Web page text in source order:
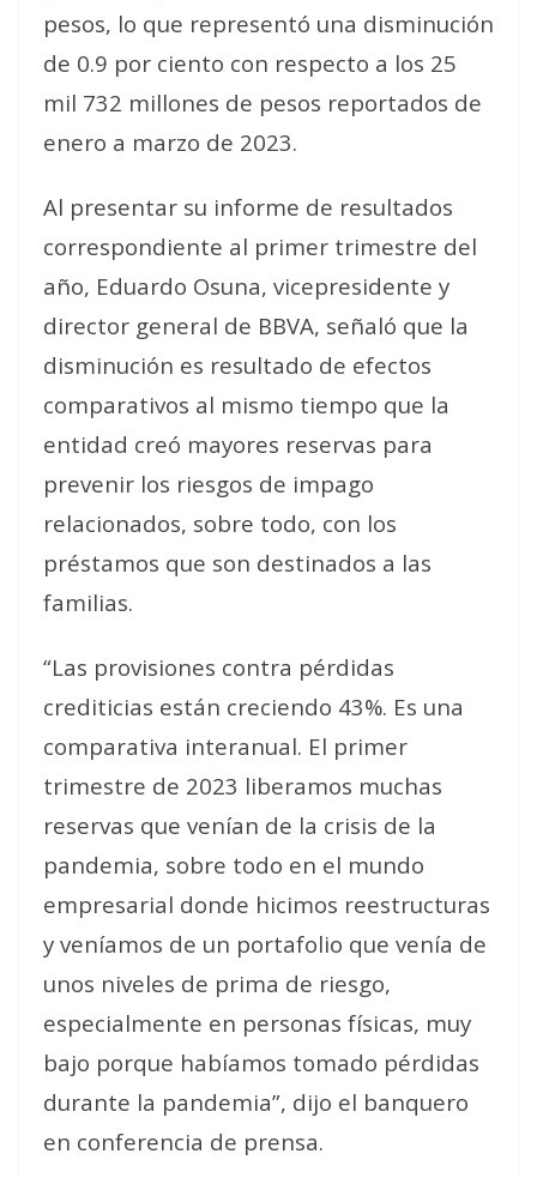
pesos, lo que representó una disminución
de 0.9 por ciento con respecto a los 25
mil 732 millones de pesos reportados de
enero a marzo de 2023.
Al presentar su informe de resultados
correspondiente al primer trimestre del
año, Eduardo Osuna, vicepresidente y
director general de BBVA, señaló que la
disminución es resultado de efectos
comparativos al mismo tiempo que la
entidad creó mayores reservas para
prevenir los riesgos de impago
relacionados, sobre todo, con los
préstamos que son destinados a las
familias.
“Las provisiones contra pérdidas
crediticias están creciendo 43%. Es una
comparativa interanual. El primer
trimestre de 2023 liberamos muchas
reservas que venían de la crisis de la
pandemia, sobre todo en el mundo
empresarial donde hicimos reestructuras
y veníamos de un portafolio que venía de
unos niveles de prima de riesgo,
especialmente en personas físicas, muy
bajo porque habíamos tomado pérdidas
durante la pandemia”, dijo el banquero
en conferencia de prensa.